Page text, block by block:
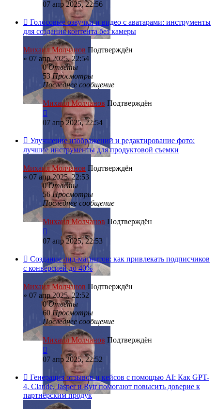
07 апр 2025, 22:56
Голосовые озвучки и видео с аватарами: инструменты
для создания контента без камеры
Михаил Молчанов Подтверждён
» 07 апр 2025, 22:54
0Ответы
53Просмотры
Последнее сообщение
Михаил Молчанов Подтверждён
07 апр 2025, 22:54
Улучшение изображений и редактирование фото:
лучшие инструменты для продуктовой съемки
Михаил Молчанов Подтверждён
» 07 апр 2025, 22:53
0Ответы
56Просмотры
Последнее сообщение
Михаил Молчанов Подтверждён
07 апр 2025, 22:53
Создание лид-магнитов: как привлекать подписчиков
с конверсией до 40%
Михаил Молчанов Подтверждён
» 07 апр 2025, 22:52
0Ответы
60Просмотры
Последнее сообщение
Михаил Молчанов Подтверждён
07 апр 2025, 22:52
Генерация отзывов и кейсов с помощью AI: Как GPT-
4, Claude, Jasper и Rytr помогают повысить доверие к
партнёрским продук